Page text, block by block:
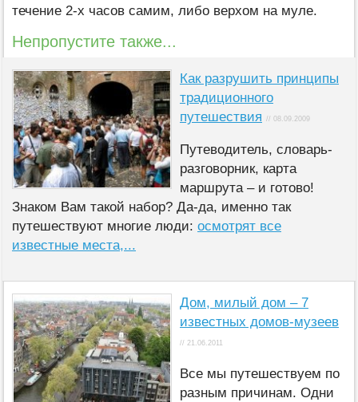
течение 2-х часов самим, либо верхом на муле.
Непропустите также...
Как разрушить принципы
традиционного
путешествия // 08.09.2009
Путеводитель, словарь-
разговорник, карта
маршрута – и готово!
Знаком Вам такой набор? Да-да, именно так
путешествуют многие люди: осмотрят все
известные места,...
Дом, милый дом – 7
известных домов-музеев
// 21.06.2011
Все мы путешествуем по
разным причинам. Одни